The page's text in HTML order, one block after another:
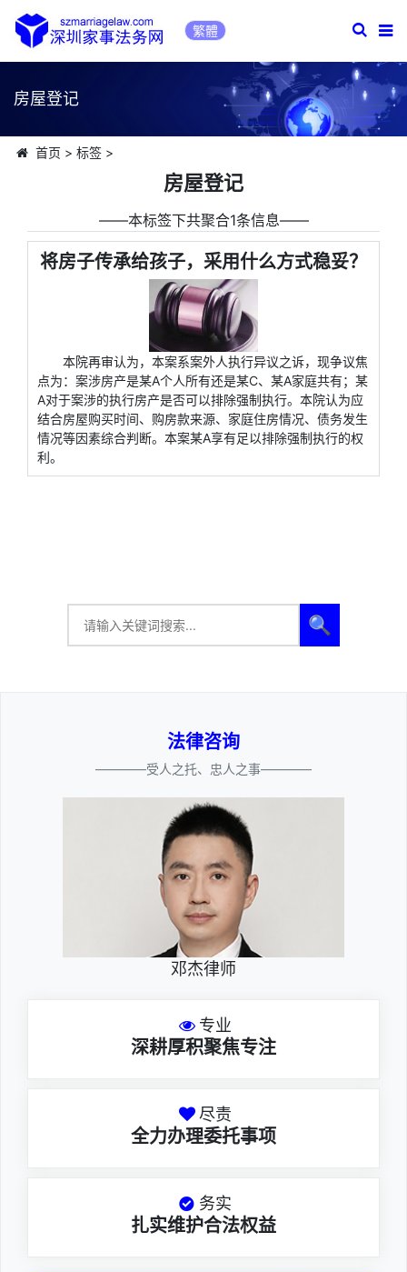
繁體
房屋登记
首页 > 标签>
房屋登记
――本标签下共聚合1条信息――
将房子传承给孩子，采用什么方式稳妥？
本院再审认为，本案系案外人执行异议之诉，现争议焦
点为：案涉房产是某A个人所有还是某C、某A家庭共有；某
A对于案涉的执行房产是否可以排除强制执行。本院认为应
结合房屋购买时间、购房款来源、家庭住房情况、债务发生
情况等因素综合判断。本案某A享有足以排除强制执行的权
利。
🔍
法律咨询
————受人之托、忠人之事————
邓杰律师
专业
深耕厚积聚焦专注
尽责
全力办理委托事项
务实
扎实维护合法权益